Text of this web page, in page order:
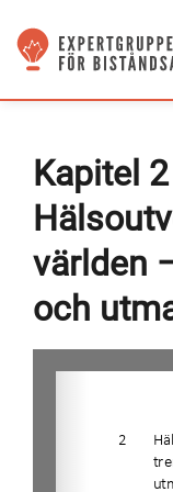
Kapitel 2
världen
och